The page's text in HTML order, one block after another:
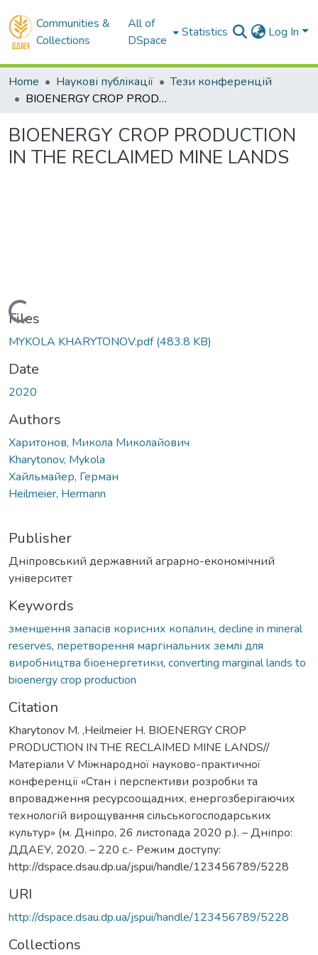
Communities &
Collections
All of
DSpace
Statistics Log In
Home Наукові публікації
Тези конференцій
BIOENERGY CROP PRODUCTION IN THE RECLAIMED MINE LANDS
BIOENERGY CROP PRODUCTION
IN THE RECLAIMED MINE LANDS
Loading...
Files
MYKOLA KHARYTONOV.pdf(483.8 KB)
Date
2020
Authors
Харитонов, Микола Миколайович
Kharytonov, Mykola
Хайльмайер, Герман
Heilmeier, Hermann
Publisher
Дніпровський державний аграрно-економічний
університет
Keywords
зменшення запасів корисних копалин, decline in mineral
reserves, перетворення маргінальних землі для
виробництва біоенергетики, converting marginal lands to
bioenergy crop production
Citation
Kharytonov M. ,Heilmeier Н. BIOENERGY CROP
PRODUCTION IN THE RECLAIMED MINE LANDS//
Матеріали V Міжнародної науково-практичної
конференції «Стан і перспективи розробки та
впровадження ресурсоощадних, енергозберігаючих
технологій вирощування сільськогосподарських
культур» (м. Дніпро, 26 листопада 2020 р.). – Дніпро:
ДДАЕУ, 2020. – 220 с.- Режим доступу:
http://dspace.dsau.dp.ua/jspui/handle/123456789/5228
URI
http://dspace.dsau.dp.ua/jspui/handle/123456789/5228
Collections